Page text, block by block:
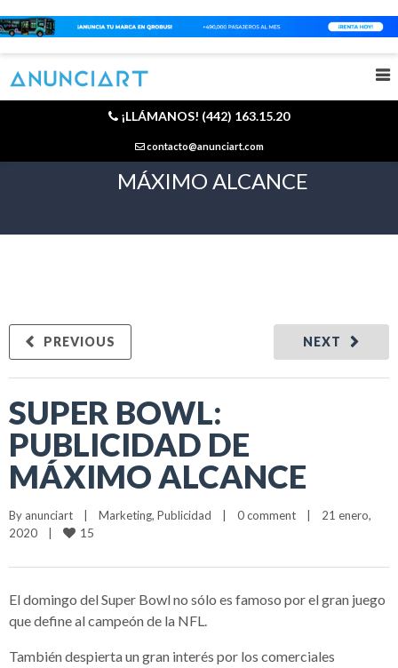
SUPER BOWL: PUBLICIDAD DE
MÁXIMO ALCANCE
NEXT
PREVIOUS
SUPER BOWL:
PUBLICIDAD DE
MÁXIMO ALCANCE
By anunciart Marketing, Publicidad 0 comment
21 enero,
2020
15
El domingo del Super Bowl no sólo es famoso por el gran juego
que define al campeón de la NFL.
También despierta un gran interés por los comerciales
¡LLÁMANOS! (442) 163.15.20
contacto@anunciart.com